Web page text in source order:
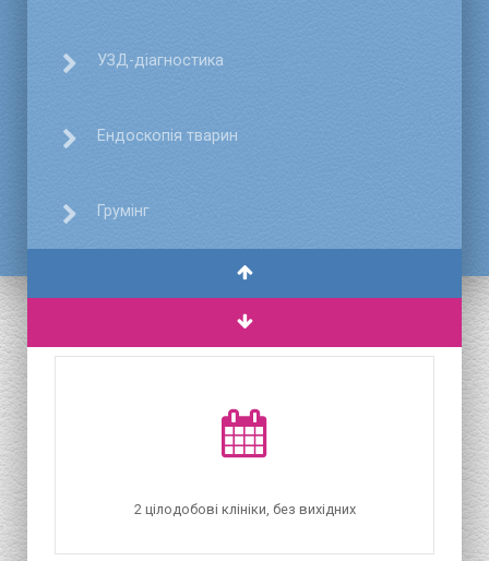
УЗД-діагностика
Ендоскопія тварин
Грумінг
2 цілодобові клініки, без вихідних